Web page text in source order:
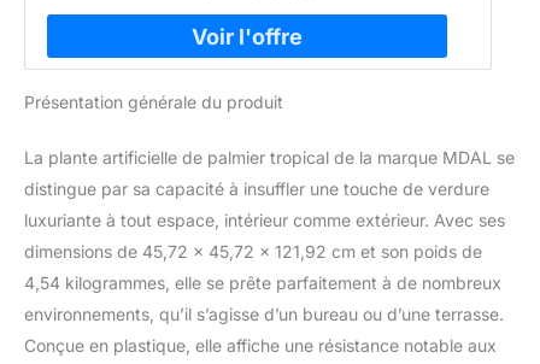
Présentation générale du produit
La plante artificielle de palmier tropical de la marque MDAL se
distingue par sa capacité à insuffler une touche de verdure
luxuriante à tout espace, intérieur comme extérieur. Avec ses
dimensions de 45,72 x 45,72 x 121,92 cm et son poids de
4,54 kilogrammes, elle se prête parfaitement à de nombreux
environnements, qu’il s’agisse d’un bureau ou d’une terrasse.
Conçue en plastique, elle affiche une résistance notable aux